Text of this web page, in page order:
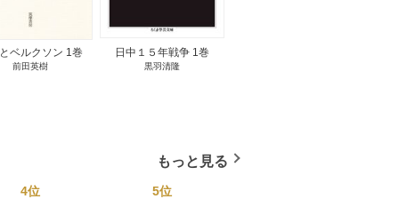
ベルクソン 1巻
前田英樹
日中１５年戦争 1巻
黒羽清隆
もっと見る
4位 5位